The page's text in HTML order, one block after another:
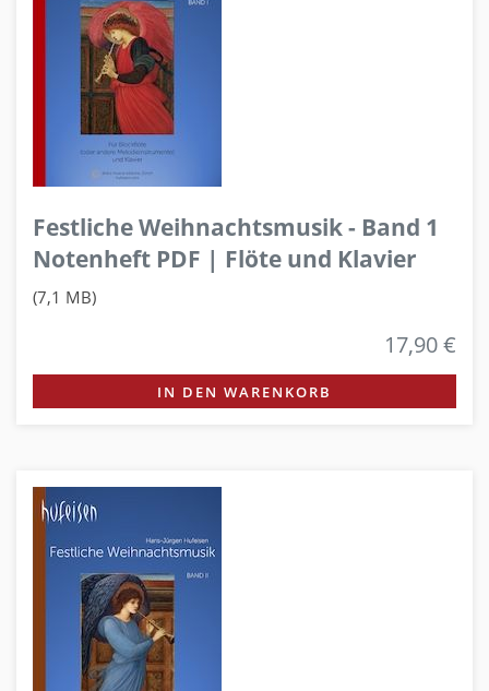
Festliche Weihnachtsmusik - Band 1
Notenheft PDF | Flöte und Klavier
(7,1 MB)
17,90 €
IN DEN WARENKORB